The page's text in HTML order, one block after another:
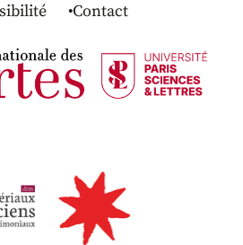
Contact